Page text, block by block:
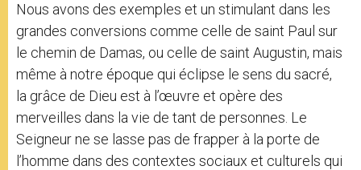
Nous avons des exemples et un stimulant dans les
grandes conversions comme celle de saint Paul sur
le chemin de Damas, ou celle de saint Augustin, mais
même à notre époque qui éclipse le sens du sacré,
la grâce de Dieu est à l’œuvre et opère des
merveilles dans la vie de tant de personnes. Le
Seigneur ne se lasse pas de frapper à la porte de
l’homme dans des contextes sociaux et culturels qui